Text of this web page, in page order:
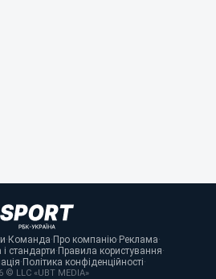
· Команда· Про компанію· Реклама·
і стандарти· Правила користування·
· Політика конфіденційності·
© LLC «UBT MEDIA»